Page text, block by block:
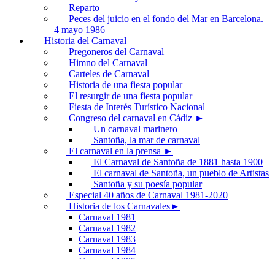
Reparto
Peces del juicio en el fondo del Mar en Barcelona.
4 mayo 1986
Historia del Carnaval
Pregoneros del Carnaval
Himno del Carnaval
Carteles de Carnaval
Historia de una fiesta popular
El resurgir de una fiesta popular
Fiesta de Interés Turístico Nacional
Congreso del carnaval en Cádiz ►
Un carnaval marinero
Santoña, la mar de carnaval
El carnaval en la prensa ►
El Carnaval de Santoña de 1881 hasta 1900
El carnaval de Santoña, un pueblo de Artistas
Santoña y su poesía popular
Especial 40 años de Carnaval 1981-2020
Historia de los Carnavales►
Carnaval 1981
Carnaval 1982
Carnaval 1983
Carnaval 1984